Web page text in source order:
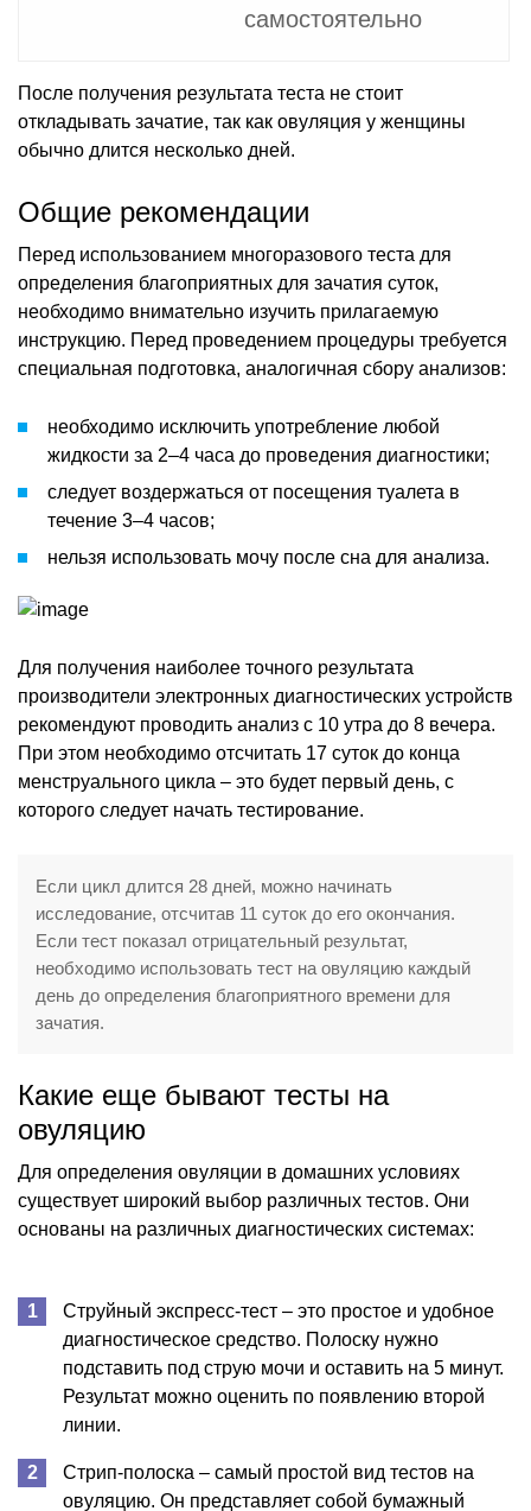
самостоятельно
После получения результата теста не стоит
откладывать зачатие, так как овуляция у женщины
обычно длится несколько дней.
Общие рекомендации
Перед использованием многоразового теста для
определения благоприятных для зачатия суток,
необходимо внимательно изучить прилагаемую
инструкцию. Перед проведением процедуры требуется
специальная подготовка, аналогичная сбору анализов:
необходимо исключить употребление любой
жидкости за 2–4 часа до проведения диагностики;
следует воздержаться от посещения туалета в
течение 3–4 часов;
нельзя использовать мочу после сна для анализа.
Для получения наиболее точного результата
производители электронных диагностических устройств
рекомендуют проводить анализ с 10 утра до 8 вечера.
При этом необходимо отсчитать 17 суток до конца
менструального цикла – это будет первый день, с
которого следует начать тестирование.
Если цикл длится 28 дней, можно начинать
исследование, отсчитав 11 суток до его окончания.
Если тест показал отрицательный результат,
необходимо использовать тест на овуляцию каждый
день до определения благоприятного времени для
зачатия.
Какие еще бывают тесты на
овуляцию
Для определения овуляции в домашних условиях
существует широкий выбор различных тестов. Они
основаны на различных диагностических системах:
Струйный экспресс-тест – это простое и удобное
диагностическое средство. Полоску нужно
подставить под струю мочи и оставить на 5 минут.
Результат можно оценить по появлению второй
линии.
Стрип-полоска – самый простой вид тестов на
овуляцию. Он представляет собой бумажный